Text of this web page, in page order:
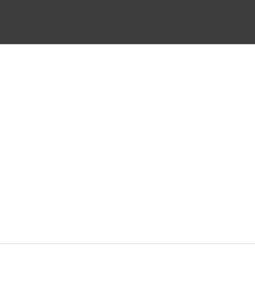
F X Y